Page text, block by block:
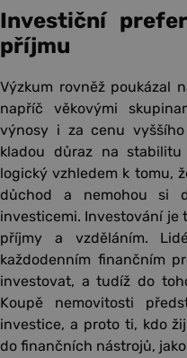
Investiční
příjmu
Výzkum rovněž poukázal
napříč věkovými
výnosy i za cenu
kladou důraz na
logický vzhledem k tomu,
důchod a nemohou si
investicemi. Investování je
příjmy a vzděláním.
každodenním finančním
investovat, a tudíž do
Koupě nemovitosti
investice, a proto ti, kdo
do finančních nástrojů,